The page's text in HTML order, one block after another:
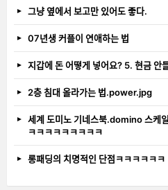
그냥 옆에서 보고만 있어도 좋다.
07년생 커플이 연애하는 법
지갑에 돈 어떻게 넣어요? 5. 현금
2층 침대 올라가는 법.power.jpg
세계 도미노 기네스북.domino
ㅋㅋㅋㅋㅋㅋㅋㅋㅋ
롱패딩의 치명적인 단점ㅋㅋㅋㅋㅋㅋ